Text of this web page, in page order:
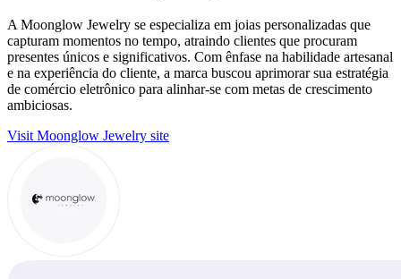
A Moonglow Jewelry se especializa em joias personalizadas que
capturam momentos no tempo, atraindo clientes que procuram
presentes únicos e significativos. Com ênfase na habilidade artesanal
e na experiência do cliente, a marca buscou aprimorar sua estratégia
de comércio eletrônico para alinhar-se com metas de crescimento
ambiciosas.
Visit Moonglow Jewelry site